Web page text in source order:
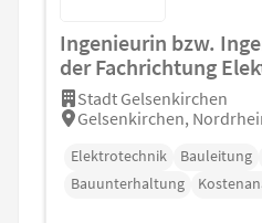
Ingenieurin bzw.
der Fachrichtung
Stadt Gelsenkirchen
Gelsenkirchen,
Elektrotechnik Bauleitung
Bauunterhaltung